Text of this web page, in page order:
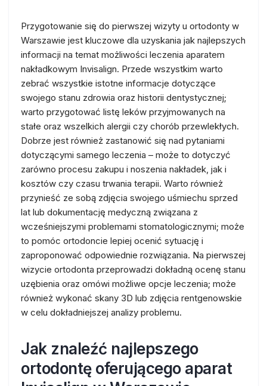
Przygotowanie się do pierwszej wizyty u ortodonty w
Warszawie jest kluczowe dla uzyskania jak najlepszych
informacji na temat możliwości leczenia aparatem
nakładkowym Invisalign. Przede wszystkim warto
zebrać wszystkie istotne informacje dotyczące
swojego stanu zdrowia oraz historii dentystycznej;
warto przygotować listę leków przyjmowanych na
stałe oraz wszelkich alergii czy chorób przewlekłych.
Dobrze jest również zastanowić się nad pytaniami
dotyczącymi samego leczenia – może to dotyczyć
zarówno procesu zakupu i noszenia nakładek, jak i
kosztów czy czasu trwania terapii. Warto również
przynieść ze sobą zdjęcia swojego uśmiechu sprzed
lat lub dokumentację medyczną związana z
wcześniejszymi problemami stomatologicznymi; może
to pomóc ortodoncie lepiej ocenić sytuację i
zaproponować odpowiednie rozwiązania. Na pierwszej
wizycie ortodonta przeprowadzi dokładną ocenę stanu
uzębienia oraz omówi możliwe opcje leczenia; może
również wykonać skany 3D lub zdjęcia rentgenowskie
w celu dokładniejszej analizy problemu.
Jak znaleźć najlepszego
ortodontę oferującego aparat